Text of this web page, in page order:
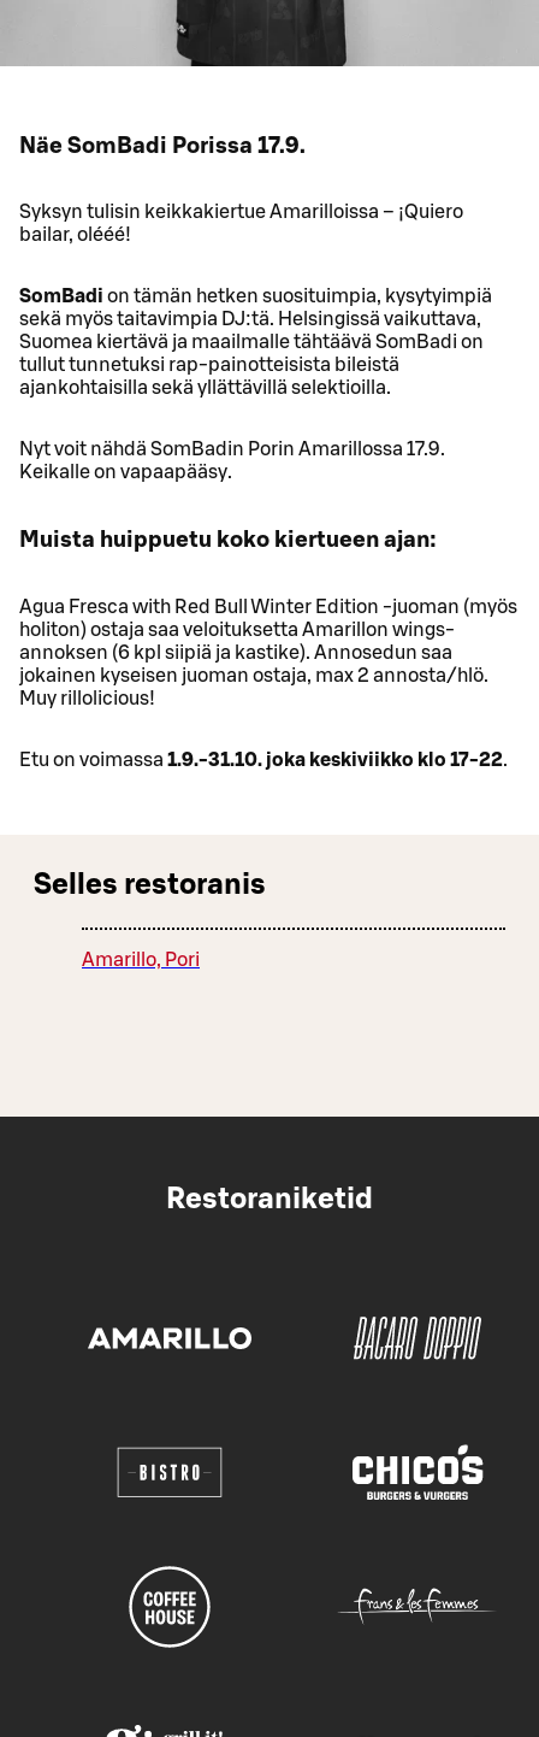
Näe SomBadi Porissa 17.9.
Syksyn tulisin keikkakiertue Amarilloissa – ¡Quiero
bailar, olééé!
SomBadi on tämän hetken suosituimpia, kysytyimpiä
sekä myös taitavimpia DJ:tä. Helsingissä vaikuttava,
Suomea kiertävä ja maailmalle tähtäävä SomBadi on
tullut tunnetuksi rap-painotteisista bileistä
ajankohtaisilla sekä yllättävillä selektioilla.
Nyt voit nähdä SomBadin Porin Amarillossa 17.9.
Keikalle on vapaapääsy.
Muista huippuetu koko kiertueen ajan:
Agua Fresca with Red Bull Winter Edition -juoman (myös
holiton) ostaja saa veloituksetta Amarillon wings-
annoksen (6 kpl siipiä ja kastike). Annosedun saa
jokainen kyseisen juoman ostaja, max 2 annosta/hlö.
Muy rillolicious!
Etu on voimassa 1.9.-31.10. joka keskiviikko klo 17-22.
Selles restoranis
Amarillo, Pori
Restoraniketid